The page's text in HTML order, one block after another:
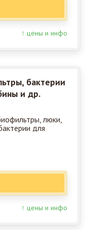
↑ цены и инфо
бактерии
и др.
люки,
для
↑ цены и инфо